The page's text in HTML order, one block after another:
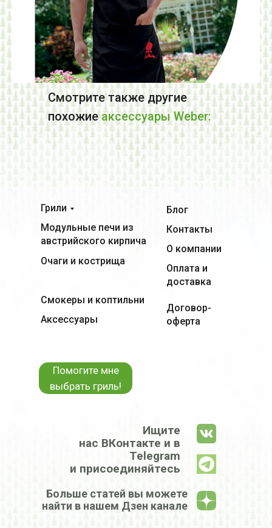
Смотрите также другие
похожиеаксессуары Weber:
Модульные печи из
австрийского кирпича
Смокеры и коптильни
Очаги и кострища
Контакты
Блог
О компании
Оплата и
доставка
Аксессуары
Грили
Ищите
нас ВКонтакте и в
Telegram
и присоединяйтесь
Помогите мне
выбрать гриль!
Договор-
оферта
Больше статей вы можете
найти в нашем Дзен канале